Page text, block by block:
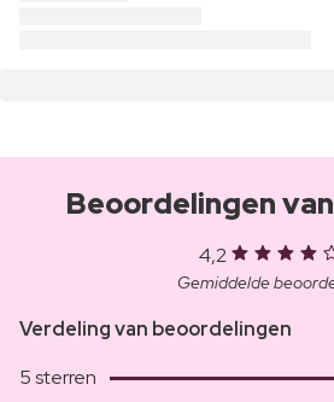
Beoordelingen
4,2
Gemiddelde
Verdeling van beoordelingen
5 sterren